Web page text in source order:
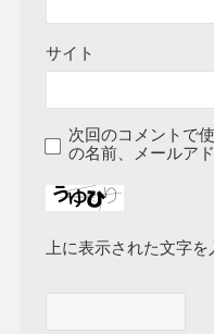
サイト
次回のコメントで
の名前、メールア
上に表示された文字